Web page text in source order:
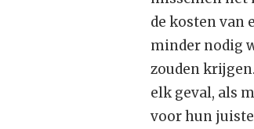
de kosten van
minder nodig
zouden
elk geval, als
voor hun